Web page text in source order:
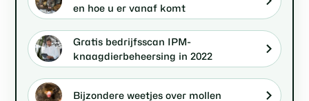
en hoe u er vanaf komt
Gratis bedrijfsscan IPM-
knaagdierbeheersing in 2022
Bijzondere weetjes over mollen